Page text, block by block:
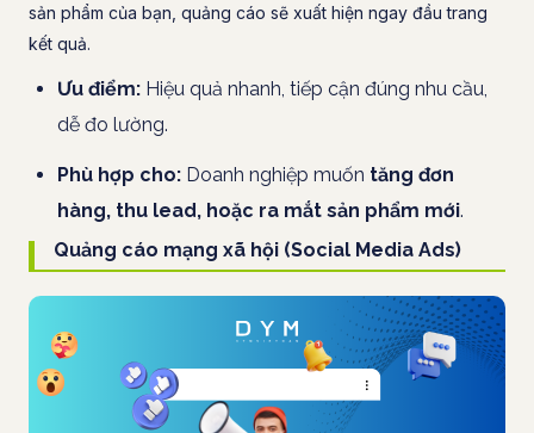
sản phẩm của bạn, quảng cáo sẽ xuất hiện ngay đầu trang
kết quả.
Ưu điểm: Hiệu quả nhanh, tiếp cận đúng nhu cầu,
dễ đo lường.
Phù hợp cho: Doanh nghiệp muốn tăng đơn
hàng, thu lead, hoặc ra mắt sản phẩm mới.
Quảng cáo mạng xã hội (Social Media Ads)